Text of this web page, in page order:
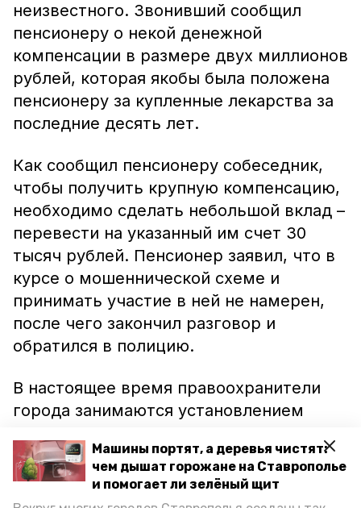
Машины портят, а деревья чистят:
чем дышат горожане на Ставрополье
и помогает ли зелёный щит
неизвестного. Звонивший сообщил
пенсионеру о некой денежной
компенсации в размере двух миллионов
рублей, которая якобы была положена
пенсионеру за купленные лекарства за
последние десять лет.
Как сообщил пенсионеру собеседник,
чтобы получить крупную компенсацию,
необходимо сделать небольшой вклад –
перевести на указанный им счет 30
тысяч рублей. Пенсионер заявил, что в
курсе о мошеннической схеме и
принимать участие в ней не намерен,
после чего закончил разговор и
обратился в полицию.
В настоящее время правоохранители
города занимаются установлением
Ранее информпортал Невинномысска